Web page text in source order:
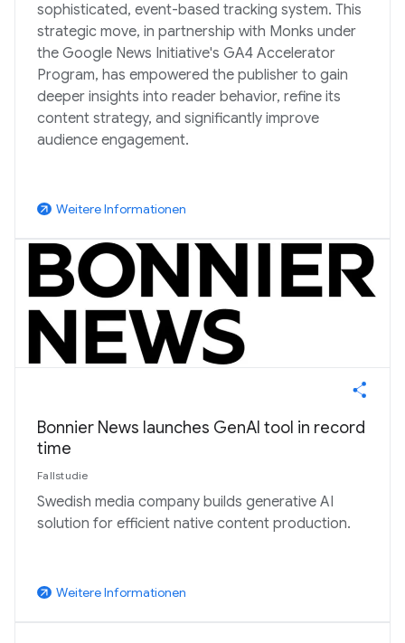
sophisticated, event-based tracking system. This
strategic move, in partnership with Monks under
the Google News Initiative's GA4 Accelerator
Program, has empowered the publisher to gain
deeper insights into reader behavior, refine its
content strategy, and significantly improve
audience engagement.
arrow_outward Weitere Informationen
Bonnier News launches GenAI tool in record
time
Fallstudie
Swedish media company builds generative AI
solution for efficient native content production.
arrow_outward Weitere Informationen